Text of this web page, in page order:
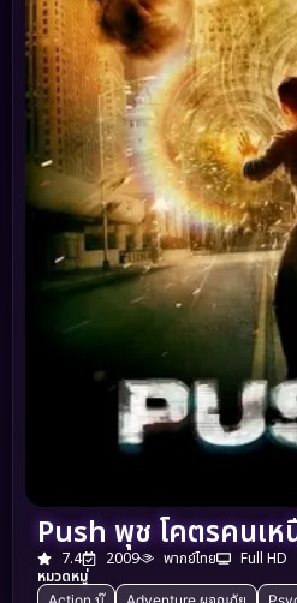
Push พุช โคตรคนเ
7.4 2009 พากย์ไทย
Full HD
หมวดหมู่